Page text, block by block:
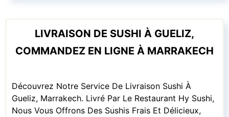
LIVRAISON DE SUSHI À GUELIZ,
COMMANDEZ EN LIGNE À MARRAKECH
Découvrez Notre Service De Livraison Sushi À
Gueliz, Marrakech. Livré Par Le Restaurant Hy Sushi,
Nous Vous Offrons Des Sushis Frais Et Délicieux,